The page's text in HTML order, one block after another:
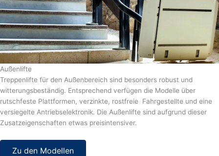
Außenlifte
Treppenlifte für den Außenbereich sind besonders robust und
witterungsbeständig. Entsprechend verfügen die Modelle über
rutschfeste Plattformen, verzinkte, rostfreie Fahrgestellte und eine
versiegelte Antriebselektronik. Die Außenlifte sind aufgrund dieser
Zusatzeigenschaften etwas preisintensiver.
Zu den Modellen